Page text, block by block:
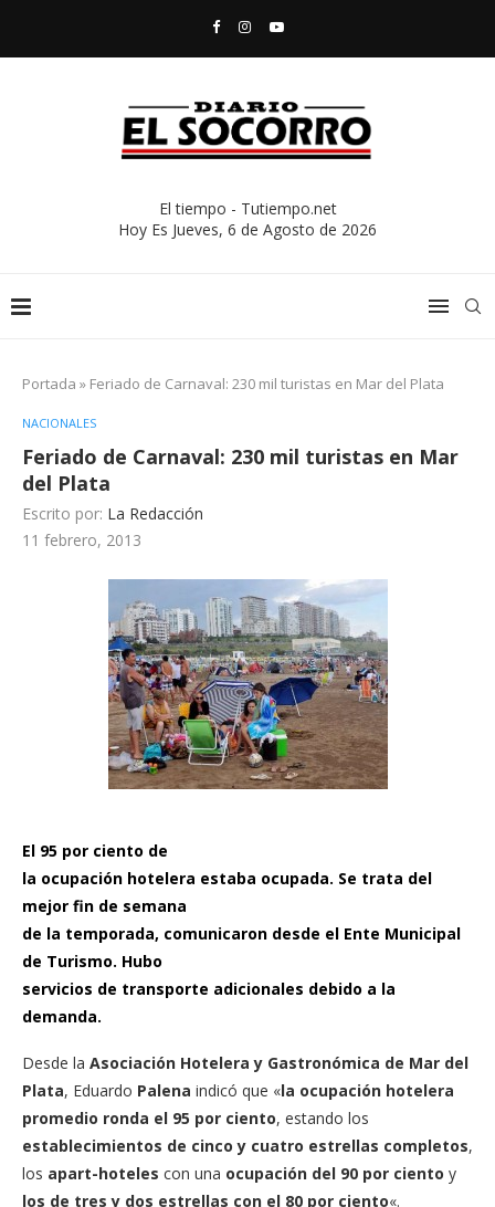
El tiempo - Tutiempo.net
Hoy Es Jueves, 6 de Agosto de 2026
Portada » Feriado de Carnaval: 230 mil turistas en Mar del Plata
NACIONALES
Feriado de Carnaval: 230 mil turistas en Mar
del Plata
Escrito por: La Redacción
11 febrero, 2013
El 95 por ciento de
la ocupación hotelera estaba ocupada. Se trata del
mejor fin de semana
de la temporada, comunicaron desde el Ente Municipal
de Turismo. Hubo
servicios de transporte adicionales debido a la
demanda.
Desde la Asociación Hotelera y Gastronómica de Mar del
Plata, Eduardo Palena indicó que «la ocupación hotelera
promedio ronda el 95 por ciento, estando los
establecimientos de cinco y cuatro estrellas completos,
los apart-hoteles con una ocupación del 90 por ciento y
los de tres y dos estrellas con el 80 por ciento«.